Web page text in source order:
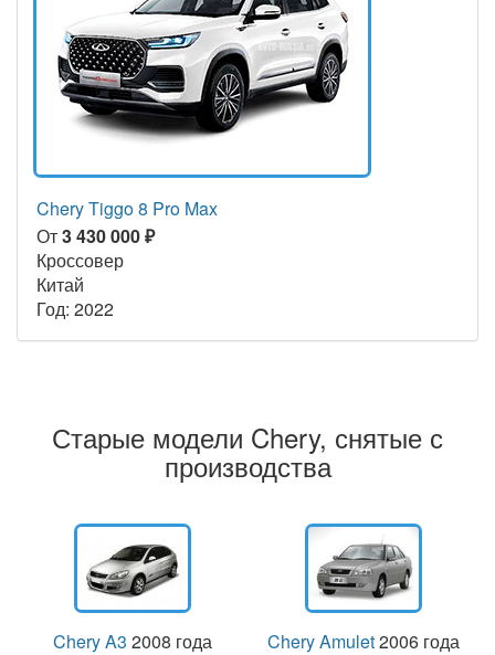
Chery Tiggo 8 Pro Max
От3 430 000 ₽
Кроссовер
Китай
Год: 2022
Старые модели Chery, снятые с
производства
Chery A3 2008 года Chery Amulet2006 года